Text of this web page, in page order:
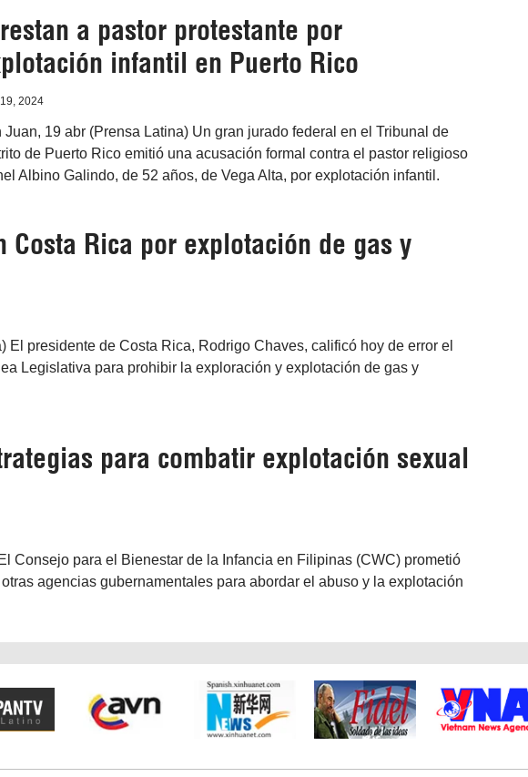
a pastor protestante por
infantil en Puerto Rico
2024
Juan, 19 abr (Prensa Latina) Un gran jurado federal en el Tribunal de
de Puerto Rico emitió una acusación formal contra el pastor religioso
Albino Galindo, de 52 años, de Vega Alta, por explotación infantil.
Costa Rica por explotación de gas y
El presidente de Costa Rica, Rodrigo Chaves, calificó hoy de error el
Legislativa para prohibir la exploración y explotación de gas y
para combatir explotación sexual
Consejo para el Bienestar de la Infancia en Filipinas (CWC) prometió
agencias gubernamentales para abordar el abuso y la explotación